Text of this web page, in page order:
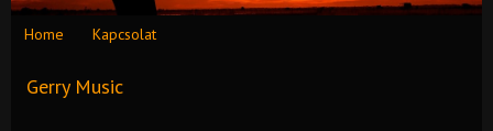
Home Kapcsolat
Gerry Music